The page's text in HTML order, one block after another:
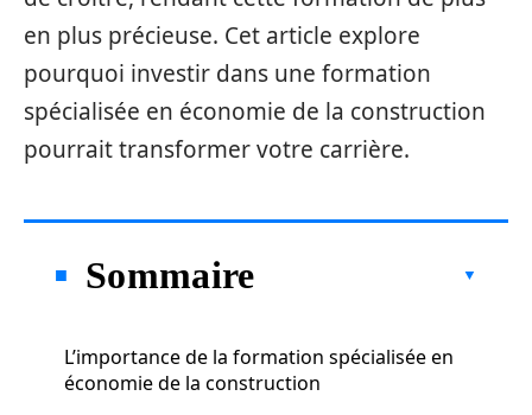
en plus précieuse. Cet article explore
pourquoi investir dans une formation
spécialisée en économie de la construction
pourrait transformer votre carrière.
Sommaire
L’importance de la formation spécialisée en
économie de la construction